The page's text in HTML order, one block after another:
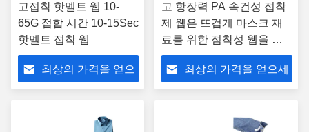
고접착 핫멜트 웹 10-
65G 접합 시간 10-15Sec
핫멜트 접착 웹
최상의 가격을 얻으
고 항장력 PA 속건성 접착
제 웹은 뜨겁게 마스크 재
료를 위한 점착성 웹을 녹
입니다
최상의 가격을 얻으세